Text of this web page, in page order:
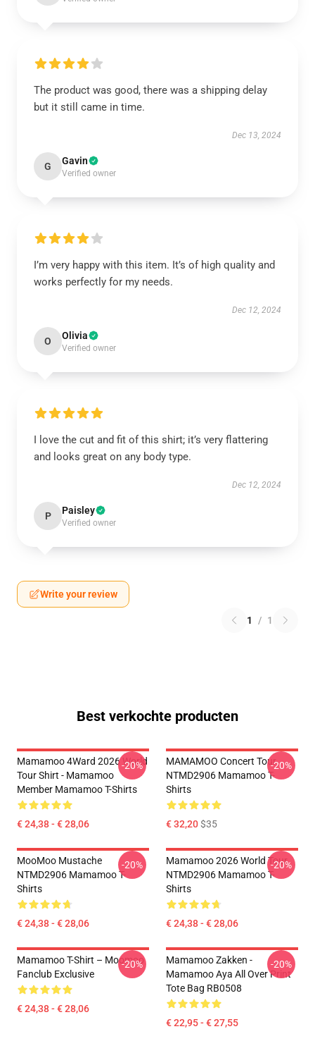
The product was good, there was a shipping delay
but it still came in time.
Dec 13, 2024
G Gavin
Verified owner
I’m very happy with this item. It’s of high quality and
works perfectly for my needs.
Dec 12, 2024
O Olivia
Verified owner
I love the cut and fit of this shirt; it’s very flattering
and looks great on any body type.
Dec 12, 2024
P Paisley
Verified owner
Write your review
1 / 1
Best verkochte producten
Mamamoo 4Ward 2026 World
Tour Shirt - Mamamoo
Member Mamamoo T-Shirts
€ 24,38 - € 28,06
-20%
MAMAMOO Concert Tour
NTMD2906 Mamamoo T-
Shirts
€ 32,20$35
-20%
MooMoo Mustache
NTMD2906 Mamamoo T-
Shirts
€ 24,38 - € 28,06
-20%
Mamamoo 2026 World Tour
NTMD2906 Mamamoo T-
Shirts
€ 24,38 - € 28,06
-20%
Mamamoo T-Shirt – Moomoo
Fanclub Exclusive
€ 24,38 - € 28,06
-20%
Mamamoo Zakken -
Mamamoo Aya All Over Print
Tote Bag RB0508
€ 22,95 - € 27,55
-20%